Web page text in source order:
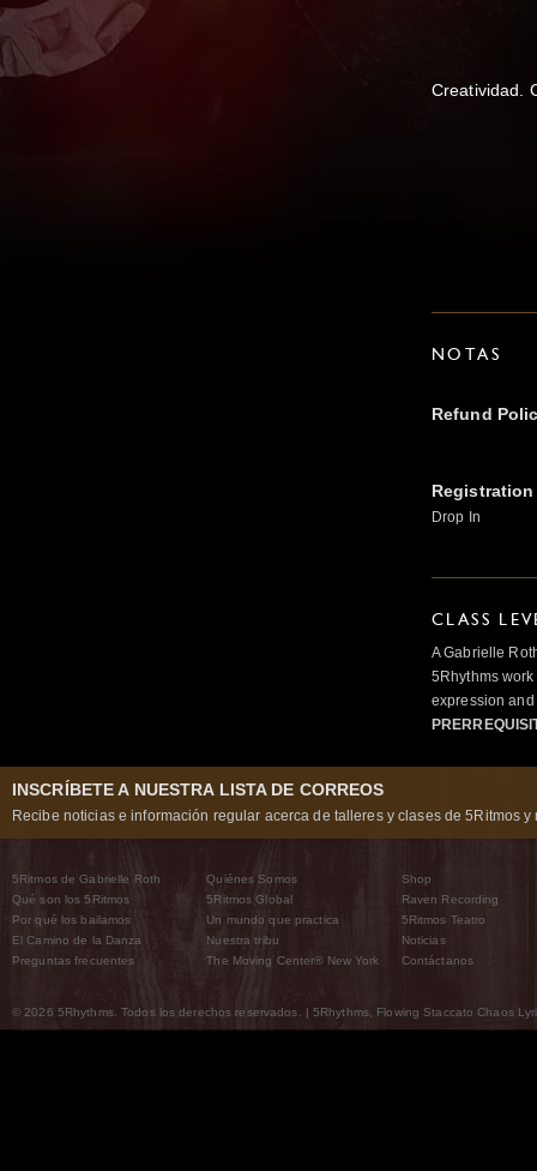
Creatividad.
NOTAS
Refund
Drop In
CLASS
A Gabrielle
5Rhythms
expression
INSCRÍBETE A NUESTRA LISTA DE CORREOS
Recibe noticias e información regular acerca de talleres y clases de 5Ritmos y
5Ritmos de Gabrielle Roth
Qué son los 5Ritmos
Por qué los bailamos
El Camino de la Danza
Preguntas frecuentes
Quiénes Somos
5Ritmos Global
Un mundo que practica
Nuestra tribu
The Moving Center® New York
Shop
Raven Recording
5Ritmos Teatro
Noticias
Contáctanos
© 2026 5Rhythms. Todos los derechos reservados. | 5Rhythms, Flowing Staccato Chaos